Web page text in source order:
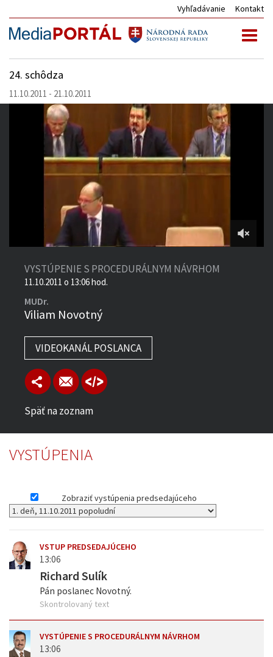
Vyhľadávanie Kontakt
24. schôdza
11.10.2011 - 21.10.2011
14:09VYSTÚPENIE S PROCEDURÁLNYM NÁVRHOM
11.10.2011 o 13:06 hod.
MUDr.
Viliam Novotný
VIDEOKANÁL POSLANCA
Späť na zoznam
VYSTÚPENIA
Zobraziť vystúpenia predsedajúceho
VSTUP PREDSEDAJÚCEHO
13:06
Richard Sulík
Pán poslanec Novotný.
Skontrolovaný text
VYSTÚPENIE S PROCEDURÁLNYM NÁVRHOM
13:06